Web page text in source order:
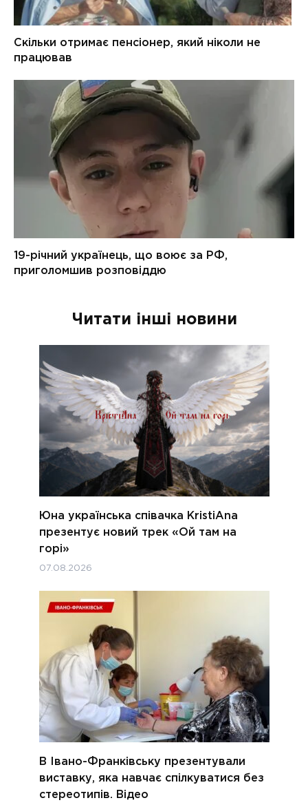
Читати інші новини
Юна українська співачка KristiAna
презентує новий трек «Ой там на
горі»
07.08.2026
В Івано-Франківську презентували
виставку, яка навчає спілкуватися без
стереотипів. Відео